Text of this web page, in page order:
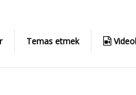
Temas etmek